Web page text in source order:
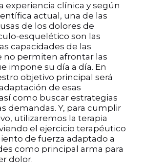
experiencia clínica y según
actual, una de las
de los dolores de
esquelético son las
capacidades de las
no permiten afrontar las
impone su día a día. En
objetivo principal será
de esas
como buscar estrategias
demandas. Y, para cumplir
utilizaremos la terapia
el ejercicio terapéutico
de fuerza adaptado a
como principal arma para
dolor.